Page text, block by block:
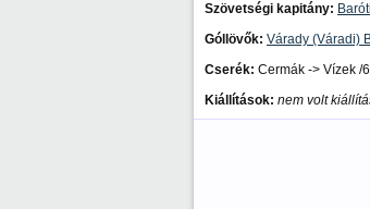
Szövetségi kapitány:
Góllövők: Várady (Váradi)
Cserék: Cermák -> Vízek /
Kiállítások: nem volt